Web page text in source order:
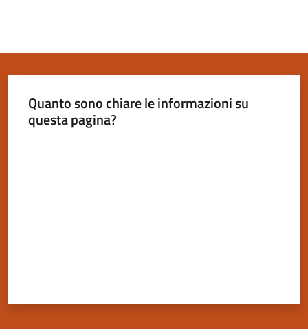
Quanto sono chiare le informazioni su
questa pagina?